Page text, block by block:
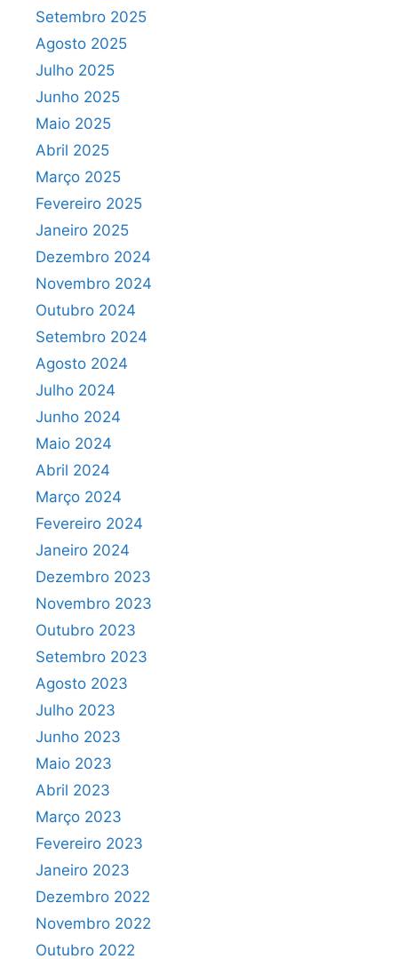
Setembro 2025
Agosto 2025
Julho 2025
Junho 2025
Maio 2025
Abril 2025
Março 2025
Fevereiro 2025
Janeiro 2025
Dezembro 2024
Novembro 2024
Outubro 2024
Setembro 2024
Agosto 2024
Julho 2024
Junho 2024
Maio 2024
Abril 2024
Março 2024
Fevereiro 2024
Janeiro 2024
Dezembro 2023
Novembro 2023
Outubro 2023
Setembro 2023
Agosto 2023
Julho 2023
Junho 2023
Maio 2023
Abril 2023
Março 2023
Fevereiro 2023
Janeiro 2023
Dezembro 2022
Novembro 2022
Outubro 2022